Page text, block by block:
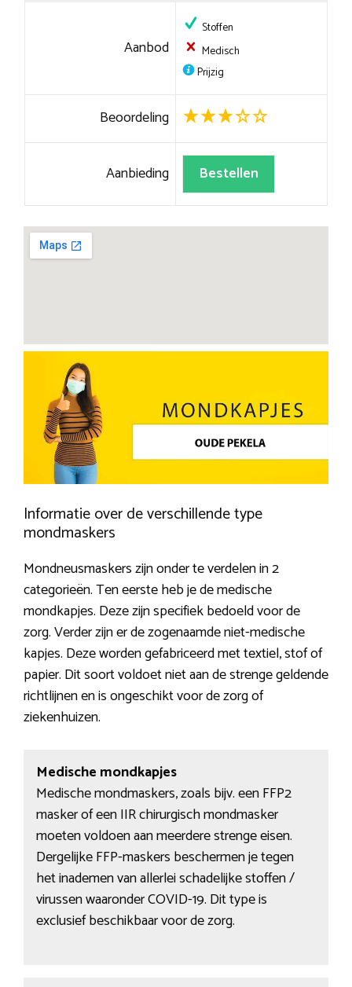
Aanbod
Stoffen
Medisch
Prijzig
Beoordeling
Aanbieding Bestellen
Informatie over de verschillende type
mondmaskers
Mondneusmaskers zijn onder te verdelen in 2
categorieën. Ten eerste heb je de medische
mondkapjes. Deze zijn specifiek bedoeld voor de
zorg. Verder zijn er de zogenaamde niet-medische
kapjes. Deze worden gefabriceerd met textiel, stof of
papier. Dit soort voldoet niet aan de strenge geldende
richtlijnen en is ongeschikt voor de zorg of
ziekenhuizen.
Medische mondkapjes
Medische mondmaskers, zoals bijv. een FFP2
masker of een IIR chirurgisch mondmasker
moeten voldoen aan meerdere strenge eisen.
Dergelijke FFP-maskers beschermen je tegen
het inademen van allerlei schadelijke stoffen /
virussen waaronder COVID-19. Dit type is
exclusief beschikbaar voor de zorg.